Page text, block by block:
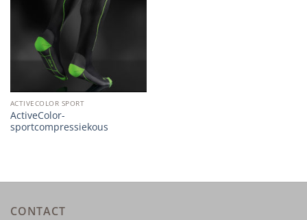
ACTIVECOLOR SPORT
ActiveColor-
sportcompressiekous
CONTACT